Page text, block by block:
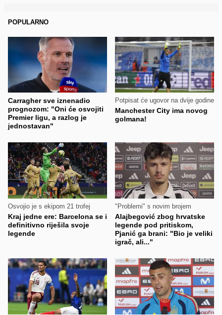
POPULARNO
Carragher sve iznenadio
prognozom: "Oni će osvojiti
Premier ligu, a razlog je
jednostavan"
Potpisat će ugovor na dvije godine
Manchester City ima novog
golmana!
Osvojio je s ekipom 21 trofej
Kraj jedne ere: Barcelona se i
definitivno riješila svoje
legende
"Problemi" s novim brojem
Alajbegović zbog hrvatske
legende pod pritiskom,
Pjanić ga brani: "Bio je veliki
igrač, ali..."